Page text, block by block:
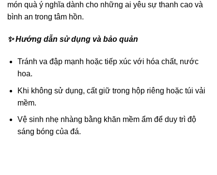
món quà ý nghĩa dành cho những ai yêu sự thanh cao và
bình an trong tâm hồn.
✨ Hướng dẫn sử dụng và bảo quản
Tránh va đập mạnh hoặc tiếp xúc với hóa chất, nước
hoa.
Khi không sử dụng, cất giữ trong hộp riêng hoặc túi vải
mềm.
Vệ sinh nhẹ nhàng bằng khăn mềm ẩm để duy trì độ
sáng bóng của đá.